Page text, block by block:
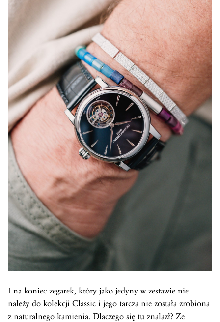
I na koniec zegarek, który jako jedyny w zestawie nie
należy do kolekcji Classic i jego tarcza nie została zrobiona
z naturalnego kamienia. Dlaczego się tu znalazł? Ze